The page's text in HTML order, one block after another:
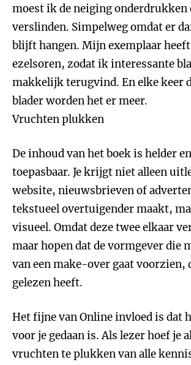
moest ik de neiging onderdrukken
verslinden. Simpelweg omdat er
blijft hangen. Mijn exemplaar heeft
ezelsoren, zodat ik interessante
makkelijk terugvind. En elke keer
blader worden het er meer.
Vruchten plukken
De inhoud van het boek is helder
toepasbaar. Je krijgt niet alleen
website, nieuwsbrieven of
tekstueel overtuigender maakt,
visueel. Omdat deze twee elkaar
maar hopen dat de vormgever die
van een make-over gaat voorzien,
gelezen heeft.
Het fijne van Online invloed is dat
voor je gedaan is. Als lezer hoef je
vruchten te plukken van alle